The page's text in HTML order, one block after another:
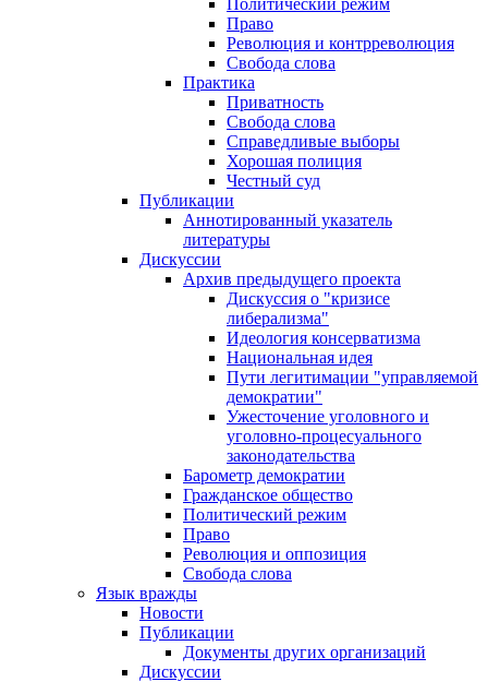
Политический режим
Право
Революция и контрреволюция
Свобода слова
Практика
Приватность
Свобода слова
Справедливые выборы
Хорошая полиция
Честный суд
Публикации
Аннотированный указатель
литературы
Дискуссии
Архив предыдущего проекта
Дискуссия о "кризисе
либерализма"
Идеология консерватизма
Национальная идея
Пути легитимации "управляемой
демократии"
Ужесточение уголовного и
уголовно-процесуального
законодательства
Барометр демократии
Гражданское общество
Политический режим
Право
Революция и оппозиция
Свобода слова
Язык вражды
Новости
Публикации
Документы других организаций
Дискуссии